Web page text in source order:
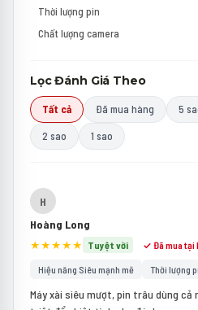
Thời lượng pin
Chất lượng camera
Lọc Đánh Giá Theo
Tất cả Đã mua hàng 5
2 sao 1 sao
H
Hoàng Long
★★★★★ Tuyệt vời ✓ Đã mua tại
Hiệu năng Siêu mạnh mẽ Thời lượng
Máy xài siêu mượt, pin trâu dùng cả